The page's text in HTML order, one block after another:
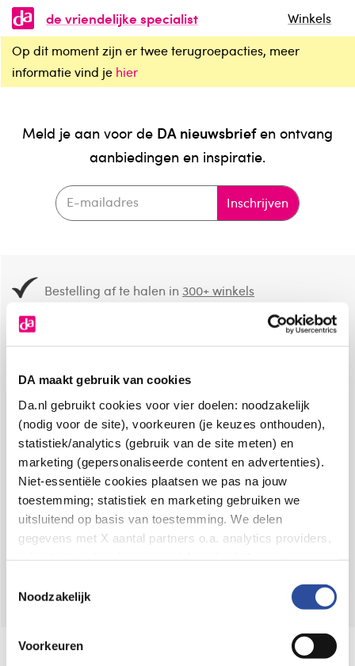
DA maakt gebruik van cookies
Da.nl gebruikt cookies voor vier doelen: noodzakelijk
(nodig voor de site), voorkeuren (je keuzes onthouden),
statistiek/analytics (gebruik van de site meten) en
marketing (gepersonaliseerde content en advertenties).
Niet-essentiële cookies plaatsen we pas na jouw
toestemming; statistiek en marketing gebruiken we
uitsluitend op basis van toestemming. We delen
gegevens met X aantal partners o.a. analytics providers,
en de bewaartermijnen per categorie. Je kunt je keuze op
gegevensverwerking staat in de
Privacyverklaring
Noodzakelijk
Voorkeuren
de vriendelijke specialist
Winkels
Op dit moment zijn er twee terugroepacties, meer
informatie vind je hier
Meld je aan voor de DA nieuwsbriefen ontvang
aanbiedingen en inspiratie.
Inschrijven
Bestelling af te halen in300+ winkels
8.6 uit4.106 reviews
Over DA
Klantenservice
Assortiment
VolgDAop:
Online aanbieder medicijnen